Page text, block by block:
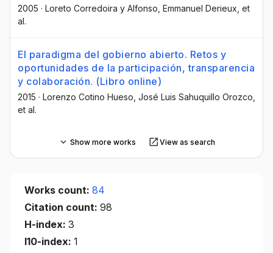
2005 · Loreto Corredoira y Alfonso, Emmanuel Derieux, et
al.
El paradigma del gobierno abierto. Retos y
oportunidades de la participación, transparencia
y colaboración. (Libro online)
2015 · Lorenzo Cotino Hueso, José Luis Sahuquillo Orozco,
et al.
Show more works View as search
Works count: 84
Citation count: 98
H-index: 3
I10-index: 1